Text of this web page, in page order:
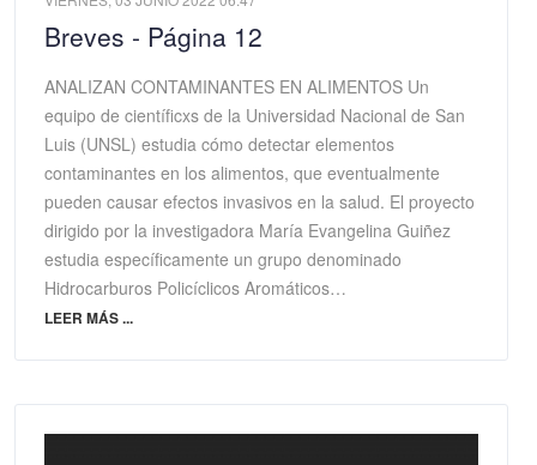
Breves - Página 12
ANALIZAN CONTAMINANTES EN ALIMENTOS Un
equipo de científicxs de la Universidad Nacional de San
Luis (UNSL) estudia cómo detectar elementos
contaminantes en los alimentos, que eventualmente
pueden causar efectos invasivos en la salud. El proyecto
dirigido por la investigadora María Evangelina Guiñez
estudia específicamente un grupo denominado
Hidrocarburos Policíclicos Aromáticos…
LEER MÁS ...